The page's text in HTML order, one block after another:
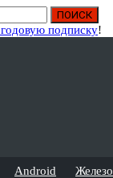
подписку!
Android Железо